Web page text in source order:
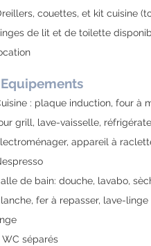
couettes, et kit cuisine
de lit et de toilette
Equipements
: plaque induction, four à
grill, lave-vaisselle,
appareil à
de bain: douche, lavabo,
fer à repasser, lave-linge
WC séparés